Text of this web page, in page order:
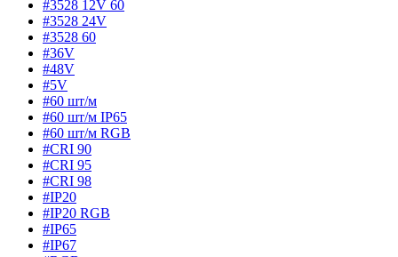
#3528 12V 60
#3528 24V
#3528 60
#36V
#48V
#5V
#60 шт/м
#60 шт/м IP65
#60 шт/м RGB
#CRI 90
#CRI 95
#CRI 98
#IP20
#IP20 RGB
#IP65
#IP67